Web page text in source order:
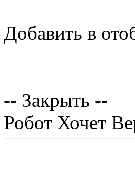
Добавить в
-- Закрыть --
Робот Хочет